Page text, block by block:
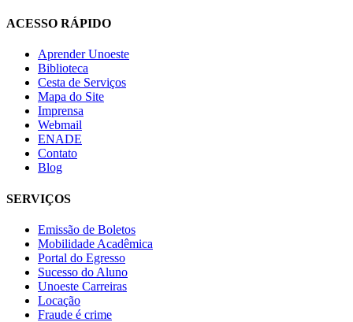
ACESSO RÁPIDO
Aprender Unoeste
Biblioteca
Cesta de Serviços
Mapa do Site
Imprensa
Webmail
ENADE
Contato
Blog
SERVIÇOS
Emissão de Boletos
Mobilidade Acadêmica
Portal do Egresso
Sucesso do Aluno
Unoeste Carreiras
Locação
Fraude é crime